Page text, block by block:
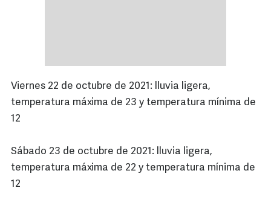
Viernes 22 de octubre de 2021: lluvia ligera,
temperatura máxima de 23 y temperatura mínima de
12
Sábado 23 de octubre de 2021: lluvia ligera,
temperatura máxima de 22 y temperatura mínima de
12